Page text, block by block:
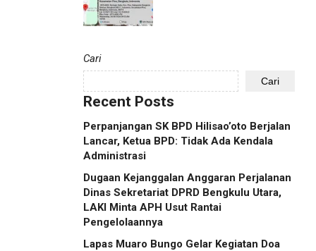
Cari
Cari
Recent Posts
Perpanjangan SK BPD Hilisao’oto Berjalan
Lancar, Ketua BPD: Tidak Ada Kendala
Administrasi
Dugaan Kejanggalan Anggaran Perjalanan
Dinas Sekretariat DPRD Bengkulu Utara,
LAKI Minta APH Usut Rantai
Pengelolaannya
Lapas Muaro Bungo Gelar Kegiatan Doa